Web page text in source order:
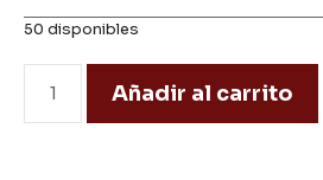
50 disponibles
Añadir al carrito